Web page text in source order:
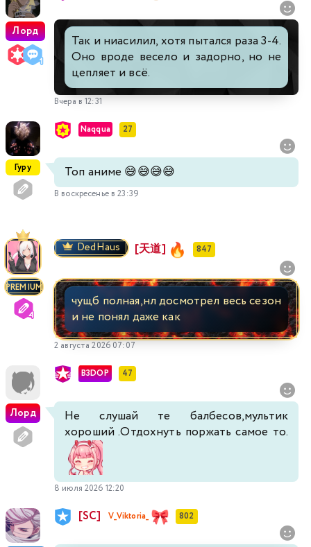
Лорд
Так и ниасилил, хотя пытался раза 3-4.
Оно вроде весело и задорно, но не
цепляет и всё.
Вчера в 12:31
Гуру
Naqqua 27
Топ аниме 😅😅😅😅
В воскресенье в 23:39
PREMIUM
DedHaus [天道] 847
чущб полная,нл досмотрел весь сезон
и не понял даже как
2 августа 2026 07:07
Лорд
B3DOP 47
Не слушай те балбесов,мультик
хороший .Отдохнуть поржать самое то.
8 июля 2026 12:20
[SC] V_Viktoria_ 802